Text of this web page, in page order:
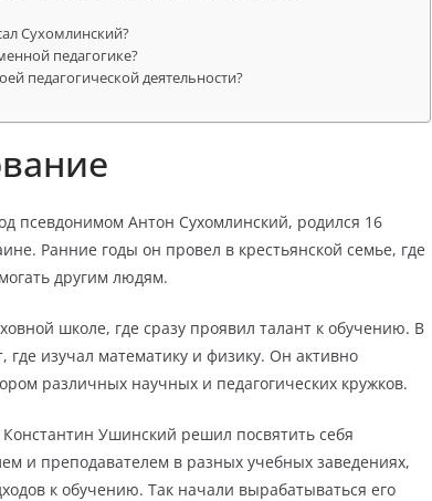
Сухомлинский?
педагогике?
педагогической деятельности?
псевдонимом Антон Сухомлинский, родился 16
Ранние годы он провел в крестьянской семье, где
другим людям.
школе, где сразу проявил талант к обучению. В
где изучал математику и физику. Он активно
различных научных и педагогических кружков.
Ушинский решил посвятить себя
и преподавателем в разных учебных заведениях,
к обучению. Так начали вырабатываться его